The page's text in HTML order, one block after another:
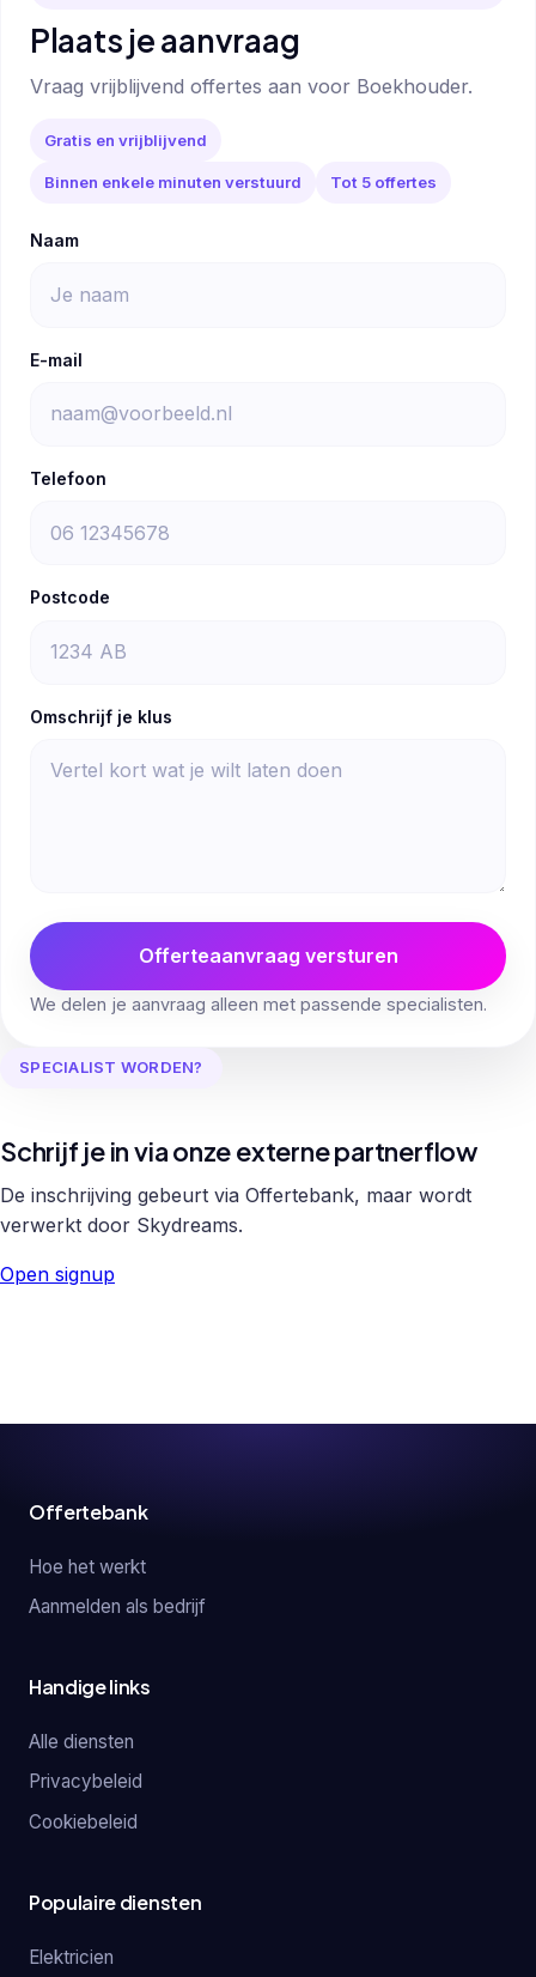
Plaats je aanvraag
Vraag vrijblijvend offertes aan voor Boekhouder.
Gratis en vrijblijvend
Binnen enkele minuten verstuurd Tot 5 offertes
Naam
E-mail
Telefoon
Postcode
Omschrijf je klus
Offerteaanvraag versturen
We delen je aanvraag alleen met passende specialisten.
SPECIALIST WORDEN?
Schrijf je in via onze externe partnerflow
De inschrijving gebeurt via Offertebank, maar wordt
verwerkt door Skydreams.
Open signup
Offertebank
Hoe het werkt
Aanmelden als bedrijf
Handige links
Alle diensten
Privacybeleid
Cookiebeleid
Populaire diensten
Elektricien